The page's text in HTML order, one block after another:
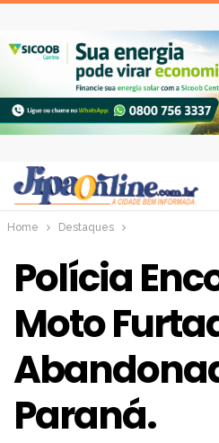
Home Destaques
Polícia
Moto
Paraná.